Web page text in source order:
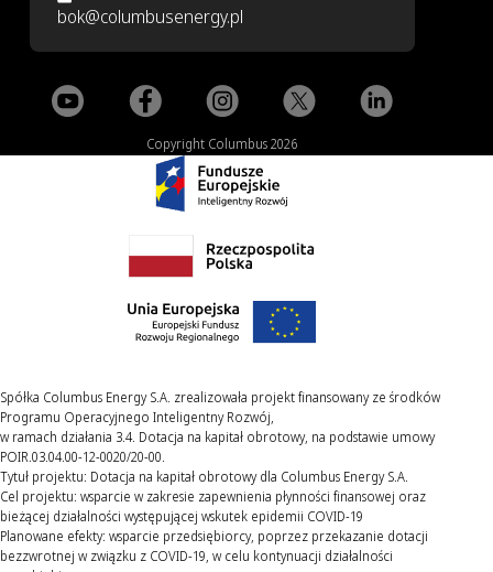
bok@columbusenergy.pl
Copyright Columbus 2026
Spółka Columbus Energy S.A. zrealizowała projekt finansowany ze środków
Programu Operacyjnego Inteligentny Rozwój,
w ramach działania 3.4. Dotacja na kapitał obrotowy, na podstawie umowy
POIR.03.04.00-12-0020/20-00.
Tytuł projektu: Dotacja na kapitał obrotowy dla Columbus Energy S.A.
Cel projektu: wsparcie w zakresie zapewnienia płynności finansowej oraz
bieżącej działalności występującej wskutek epidemii COVID-19
Planowane efekty: wsparcie przedsiębiorcy, poprzez przekazanie dotacji
bezzwrotnej w związku z COVID-19, w celu kontynuacji działalności